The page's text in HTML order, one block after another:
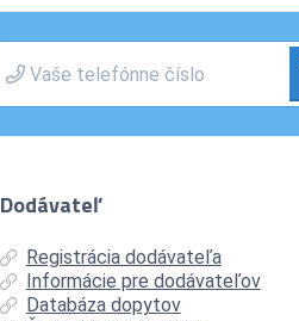
Dodávateľ
Registrácia dodávateľa
Informácie pre dodávateľov
Databáza dopytov